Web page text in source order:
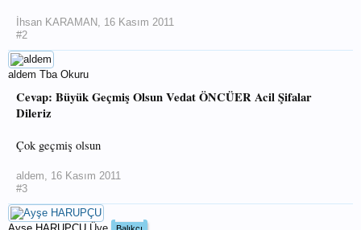
İhsan KARAMAN, 16 Kasım 2011
#2
aldem Tba Okuru
Cevap: Büyük Geçmiş Olsun Vedat ÖNCÜER Acil Şifalar
Dileriz
Çok geçmiş olsun
aldem, 16 Kasım 2011
#3